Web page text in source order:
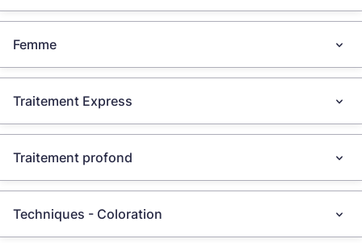
Femme
Traitement Express
Traitement profond
Techniques - Coloration